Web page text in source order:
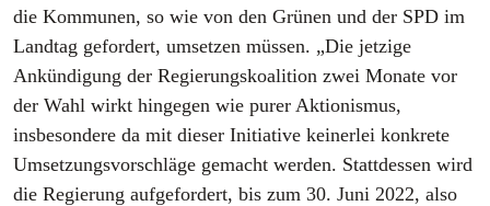
die Kommunen, so wie von den Grünen und der SPD im
Landtag gefordert, umsetzen müssen. „Die jetzige
Ankündigung der Regierungskoalition zwei Monate vor
der Wahl wirkt hingegen wie purer Aktionismus,
insbesondere da mit dieser Initiative keinerlei konkrete
Umsetzungsvorschläge gemacht werden. Stattdessen wird
die Regierung aufgefordert, bis zum 30. Juni 2022, also